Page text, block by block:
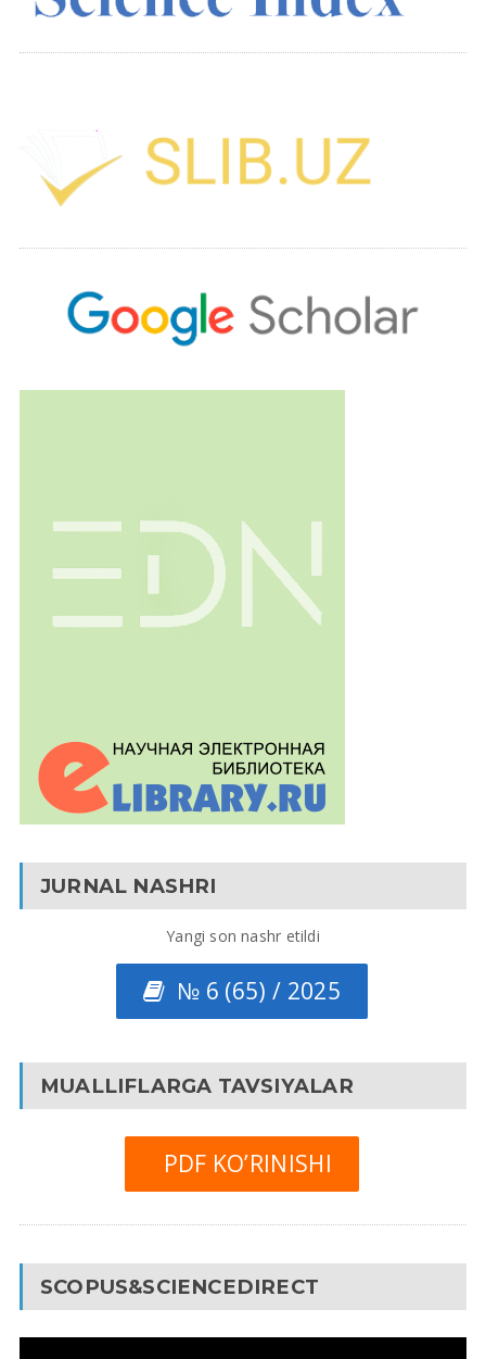
JURNAL NASHRI
Yangi son nashr etildi
№ 6 (65) / 2025
MUALLIFLARGA TAVSIYALAR
PDF KO’RINISHI
SCOPUS&SCIENCEDIRECT